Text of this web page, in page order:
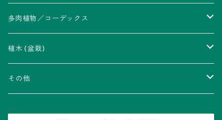
アストロフィツム属
瑠璃兜錦、兜丸錦
V-type兜
アリオカルプス属
ウィギンシア属
多肉植物／コーデックス
アカベ属
アロエ属
植木 (盆栽)
ムクロジ科：カエデ属
その他